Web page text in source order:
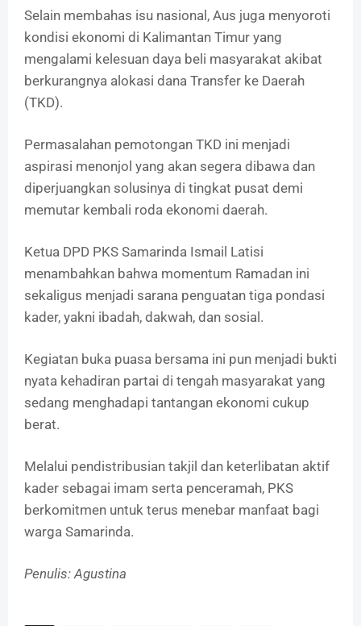
Selain membahas isu nasional, Aus juga menyoroti
kondisi ekonomi di Kalimantan Timur yang
mengalami kelesuan daya beli masyarakat akibat
berkurangnya alokasi dana Transfer ke Daerah
(TKD).
Permasalahan pemotongan TKD ini menjadi
aspirasi menonjol yang akan segera dibawa dan
diperjuangkan solusinya di tingkat pusat demi
memutar kembali roda ekonomi daerah.
Ketua DPD PKS Samarinda Ismail Latisi
menambahkan bahwa momentum Ramadan ini
sekaligus menjadi sarana penguatan tiga pondasi
kader, yakni ibadah, dakwah, dan sosial.
Kegiatan buka puasa bersama ini pun menjadi bukti
nyata kehadiran partai di tengah masyarakat yang
sedang menghadapi tantangan ekonomi cukup
berat.
Melalui pendistribusian takjil dan keterlibatan aktif
kader sebagai imam serta penceramah, PKS
berkomitmen untuk terus menebar manfaat bagi
warga Samarinda.
Penulis: Agustina